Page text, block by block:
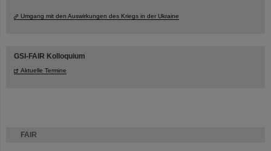
FAIR
Umgang mit den Auswirkungen des Kriegs in der Ukraine
GSI-FAIR Kolloquium
Aktuelle Termine